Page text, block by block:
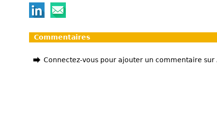
Commentaires
Connectez-vous pour ajouter un commentaire sur